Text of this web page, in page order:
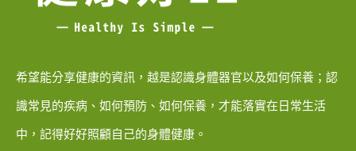
希望能分享健康的資訊，越是認識身體器官以及如何保養；認
識常見的疾病、如何預防、如何保養，才能落實在日常生活
中，記得好好照顧自己的身體健康。